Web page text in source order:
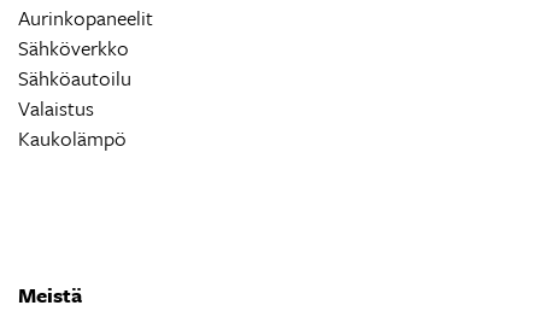
Aurinkopaneelit
Sähköverkko
Sähköautoilu
Valaistus
Kaukolämpö
Meistä